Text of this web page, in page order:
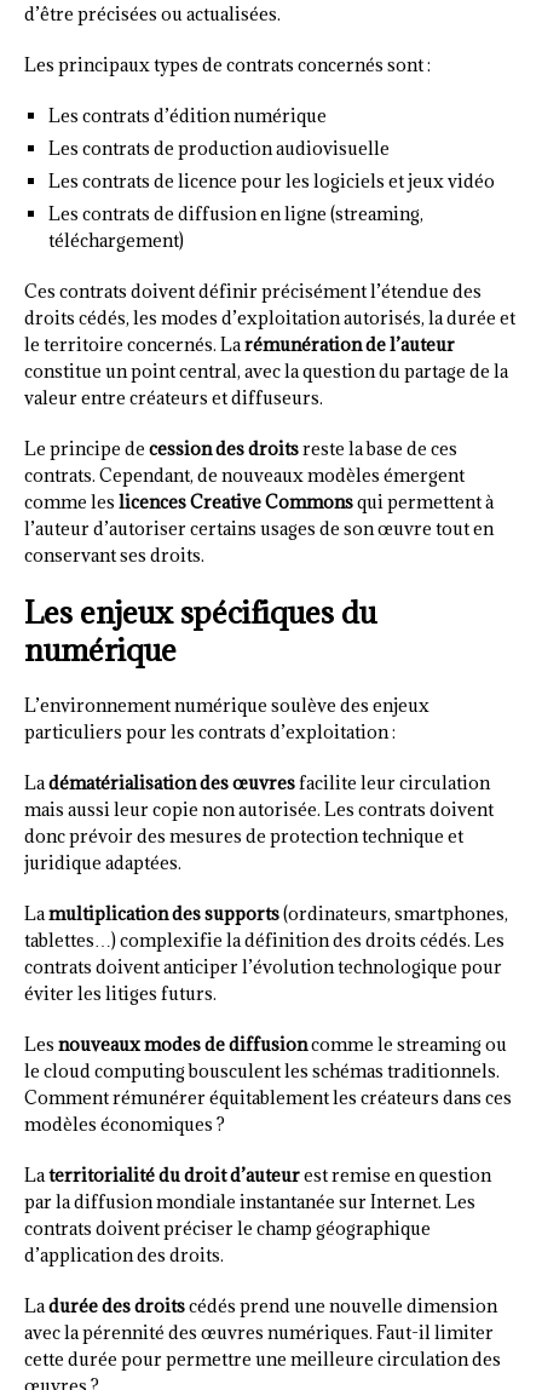
d’être précisées ou actualisées.
Les principaux types de contrats concernés sont :
Les contrats d’édition numérique
Les contrats de production audiovisuelle
Les contrats de licence pour les logiciels et jeux vidéo
Les contrats de diffusion en ligne (streaming,
téléchargement)
Ces contrats doivent définir précisément l’étendue des
droits cédés, les modes d’exploitation autorisés, la durée et
le territoire concernés. Larémunération de l’auteur
constitue un point central, avec la question du partage de la
valeur entre créateurs et diffuseurs.
Le principe de cession des droitsreste la base de ces
contrats. Cependant, de nouveaux modèles émergent
comme les licences Creative Commonsqui permettent à
l’auteur d’autoriser certains usages de son œuvre tout en
conservant ses droits.
Les enjeux spécifiques du
numérique
L’environnement numérique soulève des enjeux
particuliers pour les contrats d’exploitation :
Ladématérialisation des œuvresfacilite leur circulation
mais aussi leur copie non autorisée. Les contrats doivent
donc prévoir des mesures de protection technique et
juridique adaptées.
Lamultiplication des supports(ordinateurs, smartphones,
tablettes…) complexifie la définition des droits cédés. Les
contrats doivent anticiper l’évolution technologique pour
éviter les litiges futurs.
Les nouveaux modes de diffusioncomme le streaming ou
le cloud computing bousculent les schémas traditionnels.
Comment rémunérer équitablement les créateurs dans ces
modèles économiques ?
Laterritorialité du droit d’auteurest remise en question
par la diffusion mondiale instantanée sur Internet. Les
contrats doivent préciser le champ géographique
d’application des droits.
Ladurée des droitscédés prend une nouvelle dimension
avec la pérennité des œuvres numériques. Faut-il limiter
cette durée pour permettre une meilleure circulation des
œuvres ?